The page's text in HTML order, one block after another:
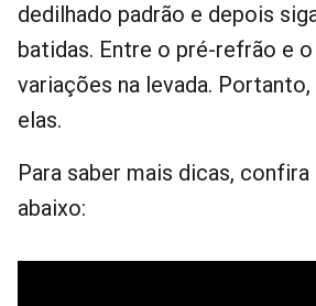
dedilhado padrão e depois
batidas. Entre o pré-refrão e
variações na levada.
elas.
Para saber mais dicas, confira
abaixo: